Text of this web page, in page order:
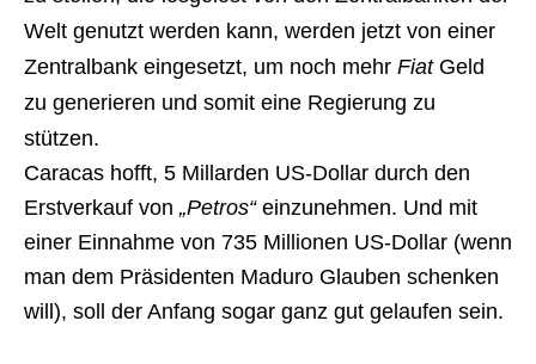
Welt genutzt werden kann, werden jetzt von einer
Zentralbank eingesetzt, um noch mehr FiatGeld
zu generieren und somit eine Regierung zu
stützen.
Caracas hofft, 5 Millarden US-Dollar durch den
Erstverkauf von „Petros“einzunehmen. Und mit
einer Einnahme von 735 Millionen US-Dollar (wenn
man dem Präsidenten Maduro Glauben schenken
will), soll der Anfang sogar ganz gut gelaufen sein.